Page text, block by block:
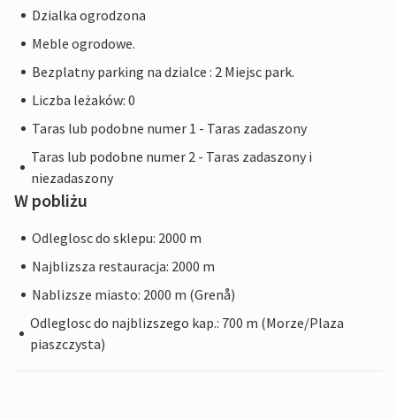
Dzialka ogrodzona
Meble ogrodowe.
Bezplatny parking na dzialce : 2 Miejsc park.
Liczba leżaków: 0
Taras lub podobne numer 1 - Taras zadaszony
Taras lub podobne numer 2 - Taras zadaszony i
niezadaszony
W pobliżu
Odleglosc do sklepu: 2000 m
Najblizsza restauracja: 2000 m
Nablizsze miasto: 2000 m (Grenå)
Odleglosc do najblizszego kap.: 700 m (Morze/Plaza
piaszczysta)